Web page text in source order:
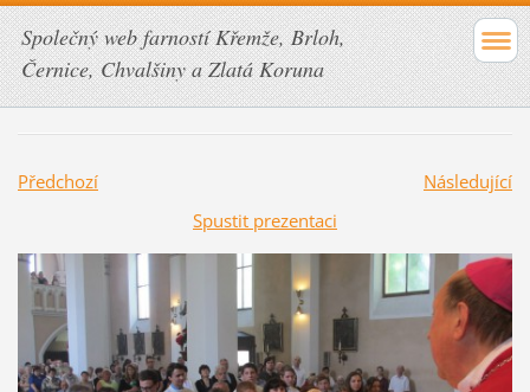
Společný web farností Křemže, Brloh,
Černice, Chvalšiny a Zlatá Koruna
Předchozí
Následující
Spustit prezentaci